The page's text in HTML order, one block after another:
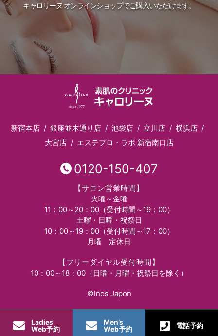
キャロリーヌ オンラインショップでご購入いただけます。
新宿本店 銀座並木通り店 池袋店 立川店
横浜店
大宮店
エステプロ・ラボ 新宿南口店
0120-150-407
【サロン営業時間】
火曜～金曜
11：00～20：00（受付時間～19：00）
土曜・日曜・祝祭日
10：00～19：00（受付時間～17：00）
月曜 定休日
【フリーダイヤル受付時間】
10：00～18：00（日曜・月曜・祝祭日を除く）
©Inos Japon
Ladies’
Web予約
Men’s
Web予約
電話予約